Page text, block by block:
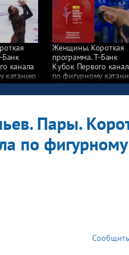
Банк
канала
катанию
Женщины. Короткая
программа. Т-Банк
Кубок Первого
по фигурному
2025
Пары.
по фигурному